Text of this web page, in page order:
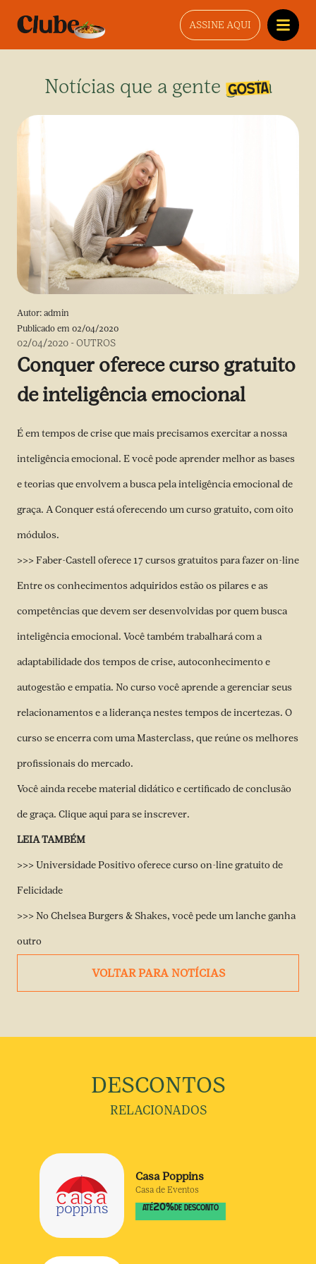
ASSINE AQUI
Notícias que a gente gosta
Autor: admin
Publicado em 02/04/2020
02/04/2020 -OUTROS
Conquer oferece curso gratuito
de inteligência emocional
É em tempos de crise que mais precisamos exercitar a nossa
inteligência emocional. E você pode aprender melhor as bases
e teorias que envolvem a busca pela inteligência emocional de
graça. A Conquer está oferecendo um curso gratuito, com oito
módulos.
>>> Faber-Castell oferece 17 cursos gratuitos para fazer on-line
Entre os conhecimentos adquiridos estão os pilares e as
competências que devem ser desenvolvidas por quem busca
inteligência emocional. Você também trabalhará com a
adaptabilidade dos tempos de crise, autoconhecimento e
autogestão e empatia. No curso você aprende a gerenciar seus
relacionamentos e a liderança nestes tempos de incertezas. O
curso se encerra com uma Masterclass, que reúne os melhores
profissionais do mercado.
Você ainda recebe material didático e certificado de conclusão
de graça. Clique aquipara se inscrever.
LEIA TAMBÉM
>>> Universidade Positivo oferece curso on-line gratuito de
Felicidade
>>> No Chelsea Burgers & Shakes, você pede um lanche ganha
outro
VOLTAR PARA NOTÍCIAS
DESCONTOS
RELACIONADOS
Casa Poppins
Casa de Eventos
ATÉ20% DE DESCONTO